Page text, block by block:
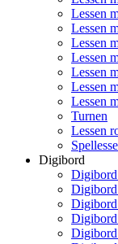
Lessen
Lessen
Lessen
Lessen
Lessen
Lessen
Lessen
Turnen
Lessen
Digibord
Digibord
Digibord
Digibord